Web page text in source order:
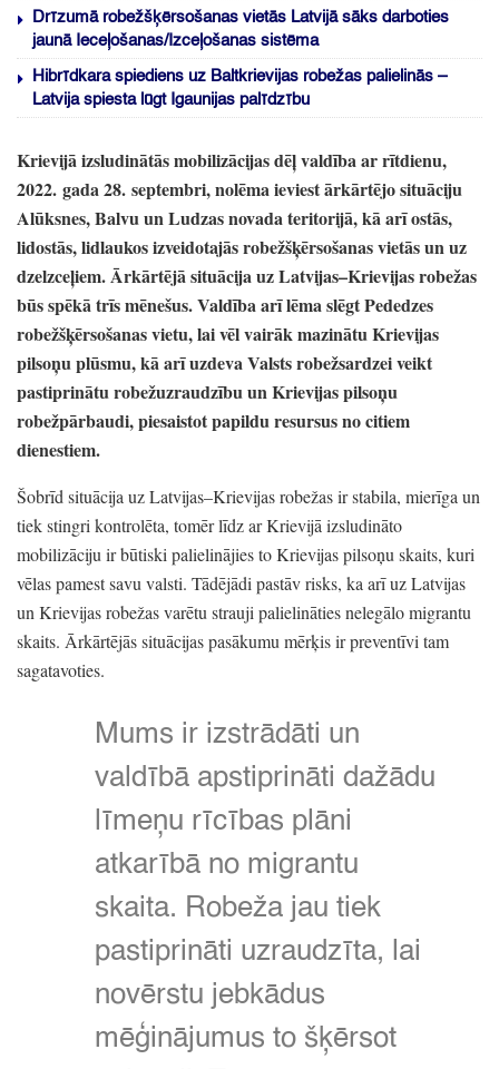
Drīzumā robežšķērsošanas vietās Latvijā sāks darboties
jaunā Ieceļošanas/Izceļošanas sistēma
Hibrīdkara spiediens uz Baltkrievijas robežas palielinās –
Latvija spiesta lūgt Igaunijas palīdzību
Krievijā izsludinātās mobilizācijas dēļ valdība ar rītdienu,
2022. gada 28. septembri,nolēma ieviest ārkārtējo situāciju
Alūksnes,Balvu un Ludzas novada teritorijā,kā arī ostās,
lidostās,lidlaukos izveidotajās robežšķērsošanas vietās un uz
dzelzceļiem. Ārkārtējā situācija uz Latvijas–Krievijas robežas
būs spēkā trīs mēnešus.Valdība arī lēma slēgt Pededzes
robežšķērsošanas vietu,lai vēl vairāk mazinātu Krievijas
pilsoņu plūsmu,kā arī uzdeva Valsts robežsardzei veikt
pastiprinātu robežuzraudzību un Krievijas pilsoņu
robežpārbaudi,piesaistot papildu resursus no citiem
dienestiem.
Šobrīd situācija uz Latvijas–Krievijas robežas ir stabila, mierīga un
tiek stingri kontrolēta, tomēr līdz ar Krievijā izsludināto
mobilizāciju ir būtiski palielinājies to Krievijas pilsoņu skaits, kuri
vēlas pamest savu valsti. Tādējādi pastāv risks, ka arī uz Latvijas
un Krievijas robežas varētu strauji palielināties nelegālo migrantu
skaits. Ārkārtējās situācijas pasākumu mērķis ir preventīvi tam
sagatavoties.
Mums ir izstrādāti un
valdībā apstiprināti dažādu
līmeņu rīcības plāni
atkarībā no migrantu
skaita. Robeža jau tiek
pastiprināti uzraudzīta, lai
novērstu jebkādus
mēģinājumus to šķērsot